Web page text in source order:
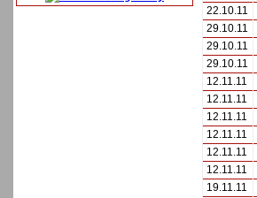
22.10.11
29.10.11
29.10.11
29.10.11
12.11.11
12.11.11
12.11.11
12.11.11
12.11.11
12.11.11
19.11.11